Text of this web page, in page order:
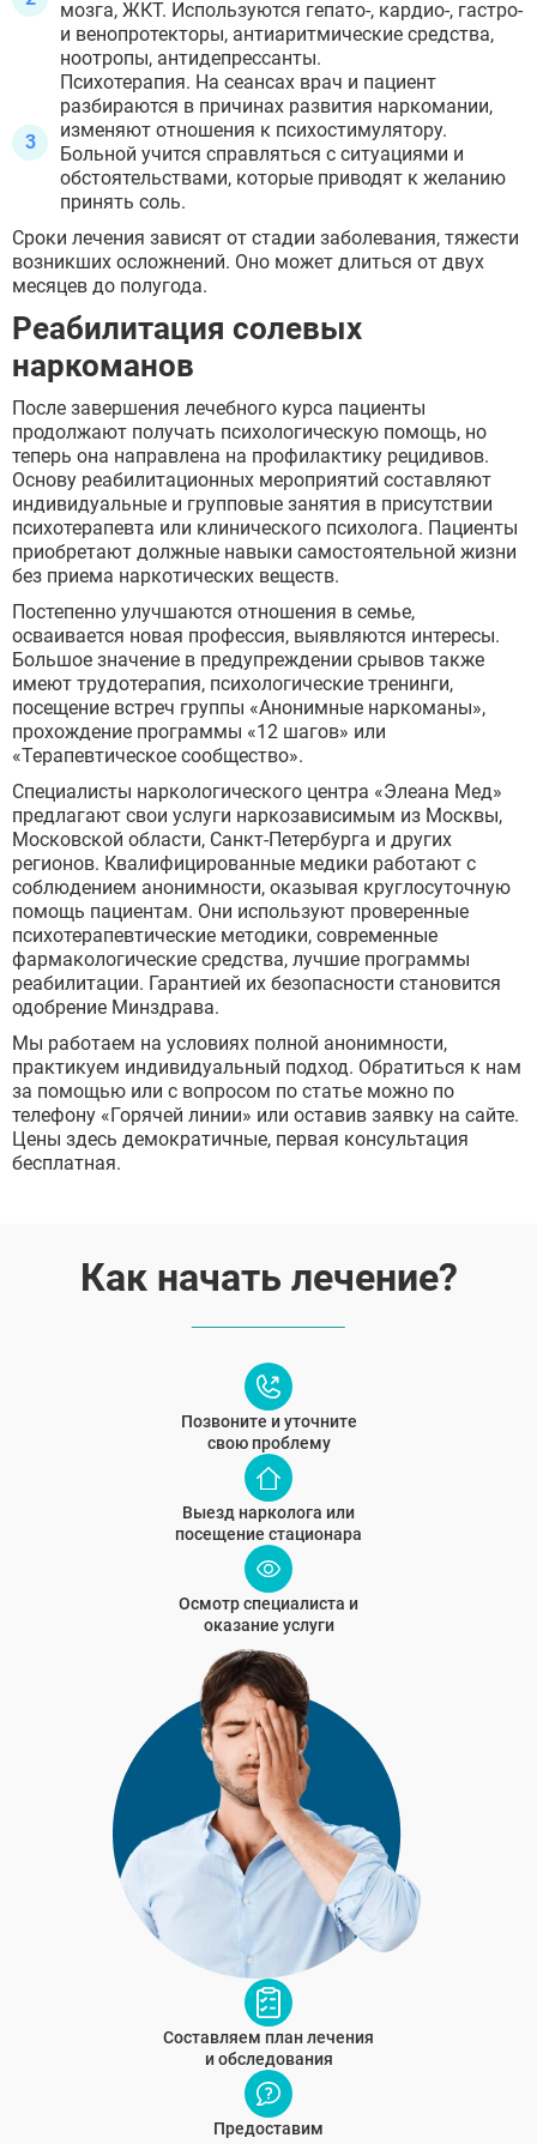
мозга, ЖКТ. Используются гепато-, кардио-, гастро-
и венопротекторы, антиаритмические средства,
ноотропы, антидепрессанты.
Психотерапия. На сеансах врач и пациент
разбираются в причинах развития наркомании,
изменяют отношения к психостимулятору.
Больной учится справляться с ситуациями и
обстоятельствами, которые приводят к желанию
принять соль.
Сроки лечения зависят от стадии заболевания, тяжести
возникших осложнений. Оно может длиться от двух
месяцев до полугода.
Реабилитация солевых
наркоманов
После завершения лечебного курса пациенты
продолжают получать психологическую помощь, но
теперь она направлена на профилактику рецидивов.
Основу реабилитационных мероприятий составляют
индивидуальные и групповые занятия в присутствии
психотерапевта или клинического психолога. Пациенты
приобретают должные навыки самостоятельной жизни
без приема наркотических веществ.
Постепенно улучшаются отношения в семье,
осваивается новая профессия, выявляются интересы.
Большое значение в предупреждении срывов также
имеют трудотерапия, психологические тренинги,
посещение встреч группы «Анонимные наркоманы»,
прохождение программы «12 шагов» или
«Терапевтическое сообщество».
Специалисты наркологического центра «Элеана Мед»
предлагают свои услуги наркозависимым из Москвы,
Московской области, Санкт-Петербурга и других
регионов. Квалифицированные медики работают с
соблюдением анонимности, оказывая круглосуточную
помощь пациентам. Они используют проверенные
психотерапевтические методики, современные
фармакологические средства, лучшие программы
реабилитации. Гарантией их безопасности становится
одобрение Минздрава.
Мы работаем на условиях полной анонимности,
практикуем индивидуальный подход. Обратиться к нам
за помощью или с вопросом по статье можно по
телефону «Горячей линии» или оставив заявку на сайте.
Цены здесь демократичные, первая консультация
бесплатная.
Как начать лечение?
Позвоните и уточните
свою проблему
Выезд нарколога или
посещение стационара
Осмотр специалиста и
оказание услуги
Составляем план лечения
и обследования
Предоставим
Отправить
Оставляя заявку Вы соглашаетесь с политикой
конфиденциальности
Отправить
Оставляя заявку Вы соглашаетесь сполитикой
конфиденциальности
Отправить
Оставляя заявку Вы соглашаетесь сполитикой
конфиденциальности
Дмитров
Фрязино
Дзержинский
Солнечногорск
Краснознаменск
Кашира
Апрелевка
Звенигород
Протвино
Истра
Ликино-Дулёво
Можайск
Дедовск
Электрогорск
Луховицы
Лосино-Петровский
Красноармейск
Волоколамск
Озёры
Старая Купавна
Кубинка
Голицыно
Бронницы
Рошаль
Хотьково
Зарайск
Куровское
Пущино
Черноголовка
Талдом
Руза
Краснозаводск
Яхрома
Белоозёрский
Высоковск
Дрезна
Пересвет